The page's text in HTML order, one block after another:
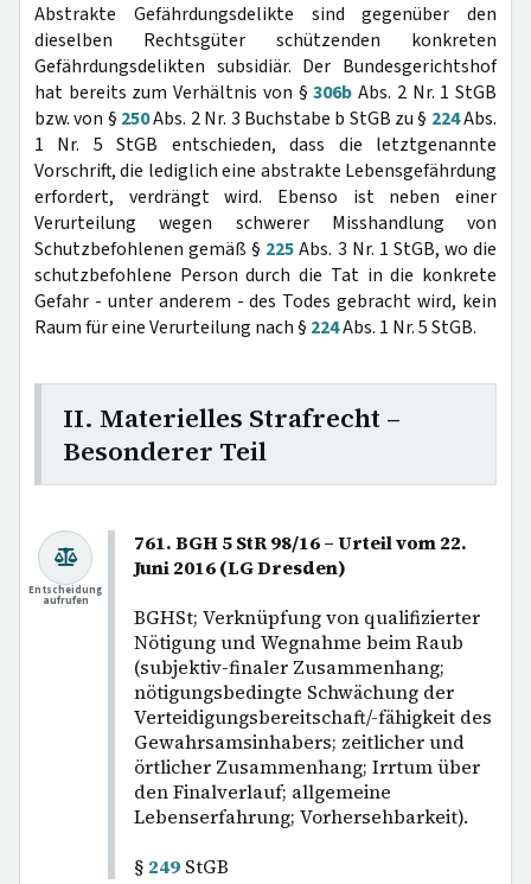
Abstrakte Gefährdungsdelikte sind gegenüber den
dieselben Rechtsgüter schützenden konkreten
Gefährdungsdelikten subsidiär. Der Bundesgerichtshof
hat bereits zum Verhältnis von §306b Abs. 2 Nr. 1 StGB
bzw. von § 250Abs. 2 Nr. 3 Buchstabe b StGB zu § 224Abs.
1 Nr. 5 StGB entschieden, dass die letztgenannte
Vorschrift, die lediglich eine abstrakte Lebensgefährdung
erfordert, verdrängt wird. Ebenso ist neben einer
Verurteilung wegen schwerer Misshandlung von
Schutzbefohlenen gemäß § 225Abs. 3 Nr. 1 StGB, wo die
schutzbefohlene Person durch die Tat in die konkrete
Gefahr - unter anderem - des Todes gebracht wird, kein
Raum für eine Verurteilung nach § 224Abs. 1 Nr. 5 StGB.
II. Materielles Strafrecht –
Besonderer Teil
761. BGH 5 StR 98/16 – Urteil vom 22.
Juni 2016 (LG Dresden)
BGHSt; Verknüpfung von qualifizierter
Nötigung und Wegnahme beim Raub
(subjektiv-finaler Zusammenhang;
nötigungsbedingte Schwächung der
Verteidigungsbereitschaft/-fähigkeit des
Gewahrsamsinhabers; zeitlicher und
örtlicher Zusammenhang; Irrtum über
den Finalverlauf; allgemeine
Lebenserfahrung; Vorhersehbarkeit).
§ 249 StGB
Entscheidung
aufrufen